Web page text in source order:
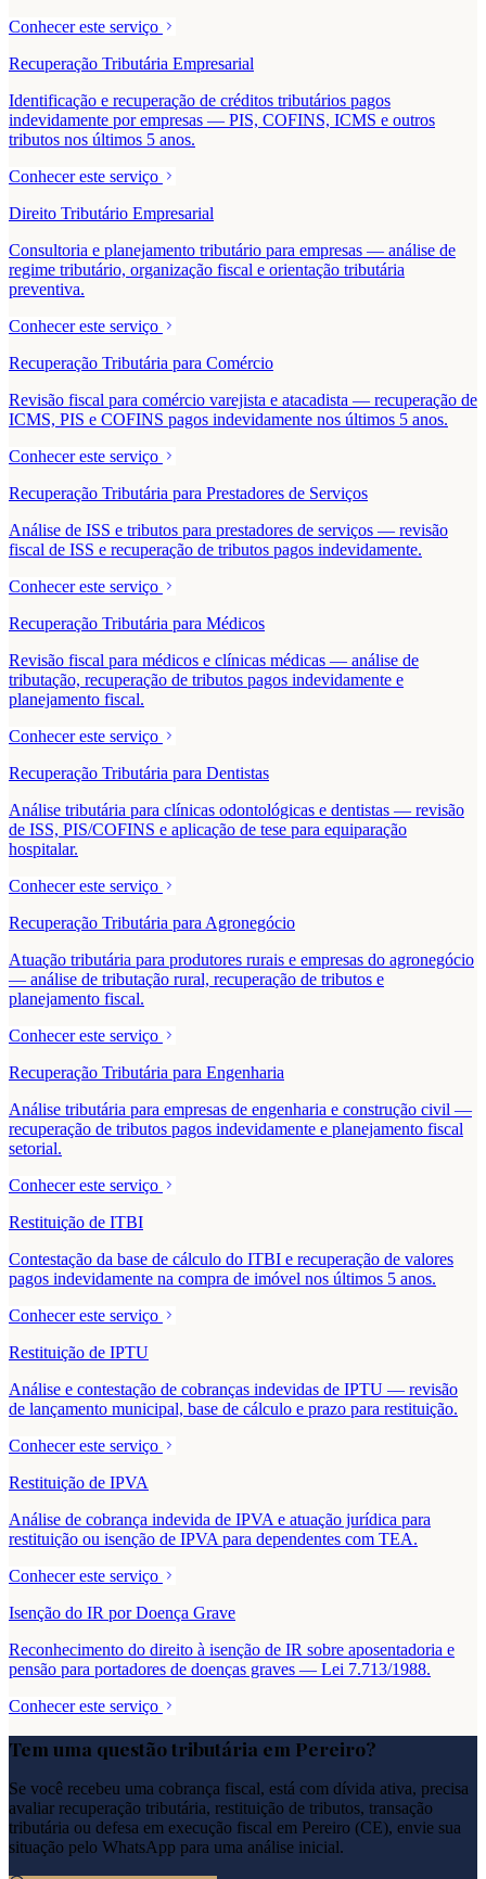
Conhecer este serviço
Recuperação Tributária Empresarial
Identificação e recuperação de créditos tributários pagos
indevidamente por empresas — PIS, COFINS, ICMS e outros
tributos nos últimos 5 anos.
Conhecer este serviço
Direito Tributário Empresarial
Consultoria e planejamento tributário para empresas — análise de
regime tributário, organização fiscal e orientação tributária
preventiva.
Conhecer este serviço
Recuperação Tributária para Comércio
Revisão fiscal para comércio varejista e atacadista — recuperação de
ICMS, PIS e COFINS pagos indevidamente nos últimos 5 anos.
Conhecer este serviço
Recuperação Tributária para Prestadores de Serviços
Análise de ISS e tributos para prestadores de serviços — revisão
fiscal de ISS e recuperação de tributos pagos indevidamente.
Conhecer este serviço
Recuperação Tributária para Médicos
Revisão fiscal para médicos e clínicas médicas — análise de
tributação, recuperação de tributos pagos indevidamente e
planejamento fiscal.
Conhecer este serviço
Recuperação Tributária para Dentistas
Análise tributária para clínicas odontológicas e dentistas — revisão
de ISS, PIS/COFINS e aplicação de tese para equiparação
hospitalar.
Conhecer este serviço
Recuperação Tributária para Agronegócio
Atuação tributária para produtores rurais e empresas do agronegócio
— análise de tributação rural, recuperação de tributos e
planejamento fiscal.
Conhecer este serviço
Recuperação Tributária para Engenharia
Análise tributária para empresas de engenharia e construção civil —
recuperação de tributos pagos indevidamente e planejamento fiscal
setorial.
Conhecer este serviço
Restituição de ITBI
Contestação da base de cálculo do ITBI e recuperação de valores
pagos indevidamente na compra de imóvel nos últimos 5 anos.
Conhecer este serviço
Restituição de IPTU
Análise e contestação de cobranças indevidas de IPTU — revisão
de lançamento municipal, base de cálculo e prazo para restituição.
Conhecer este serviço
Restituição de IPVA
Análise de cobrança indevida de IPVA e atuação jurídica para
restituição ou isenção de IPVA para dependentes com TEA.
Conhecer este serviço
Isenção do IR por Doença Grave
Reconhecimento do direito à isenção de IR sobre aposentadoria e
pensão para portadores de doenças graves — Lei 7.713/1988.
Conhecer este serviço
Tem uma questão tributária em Pereiro?
Se você recebeu uma cobrança fiscal, está com dívida ativa, precisa
avaliar recuperação tributária, restituição de tributos, transação
tributária ou defesa em execução fiscal em Pereiro (CE), envie sua
situação pelo WhatsApp para uma análise inicial.